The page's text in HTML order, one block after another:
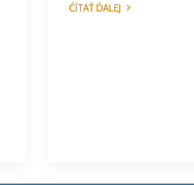
ČÍTAŤ ĎALEJ